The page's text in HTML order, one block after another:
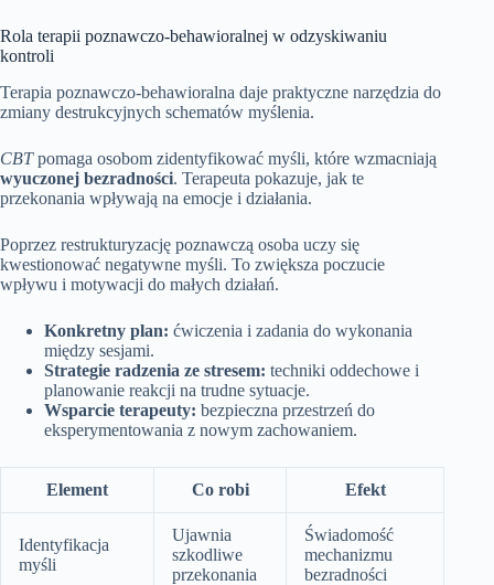
Rola terapii poznawczo-behawioralnej w odzyskiwaniu
kontroli
Terapia poznawczo-behawioralna daje praktyczne narzędzia do
zmiany destrukcyjnych schematów myślenia.
CBTpomaga osobom zidentyfikować myśli, które wzmacniają
wyuczonej bezradności. Terapeuta pokazuje, jak te
przekonania wpływają na emocje i działania.
Poprzez restrukturyzację poznawczą osoba uczy się
kwestionować negatywne myśli. To zwiększa poczucie
wpływu i motywacji do małych działań.
Konkretny plan: ćwiczenia i zadania do wykonania
między sesjami.
Strategie radzenia ze stresem: techniki oddechowe i
planowanie reakcji na trudne sytuacje.
Wsparcie terapeuty: bezpieczna przestrzeń do
eksperymentowania z nowym zachowaniem.
Element Co robi Efekt
Identyfikacja
myśli
Ujawnia
szkodliwe
przekonania
Świadomość
mechanizmu
bezradności